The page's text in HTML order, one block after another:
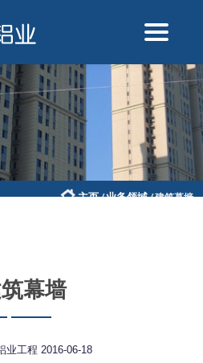
主页 / 业务领域 / 建筑幕墙
幕墙
业工程 2016-06-18